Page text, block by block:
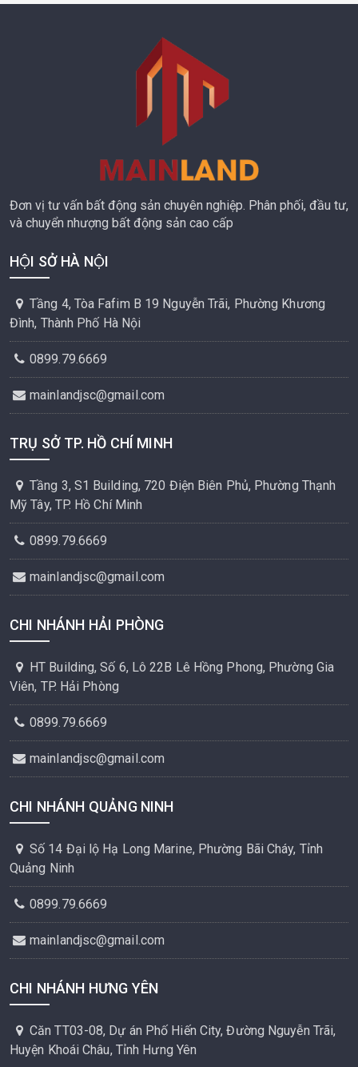
Đơn vị tư vấn bất động sản chuyên nghiệp. Phân phối, đầu tư,
và chuyển nhượng bất động sản cao cấp
HỘI SỞ HÀ NỘI
Tầng 4, Tòa Fafim B 19 Nguyễn Trãi, Phường Khương
Đình, Thành Phố Hà Nội
0899.79.6669
mainlandjsc@gmail.com
TRỤ SỞ TP. HỒ CHÍ MINH
Tầng 3, S1 Building, 720 Điện Biên Phủ, Phường Thạnh
Mỹ Tây, TP. Hồ Chí Minh
0899.79.6669
mainlandjsc@gmail.com
CHI NHÁNH HẢI PHÒNG
HT Building, Số 6, Lô 22B Lê Hồng Phong, Phường Gia
Viên, TP. Hải Phòng
0899.79.6669
mainlandjsc@gmail.com
CHI NHÁNH QUẢNG NINH
Số 14 Đại lộ Hạ Long Marine, Phường Bãi Cháy, Tỉnh
Quảng Ninh
0899.79.6669
mainlandjsc@gmail.com
CHI NHÁNH HƯNG YÊN
Căn TT03-08, Dự án Phố Hiến City, Đường Nguyễn Trãi,
Huyện Khoái Châu, Tỉnh Hưng Yên